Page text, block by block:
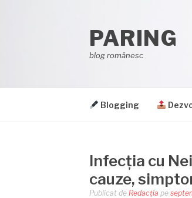
PARING
blog românesc
Blogging
Infecția cu
cauze,
Publicat de Redacția pe